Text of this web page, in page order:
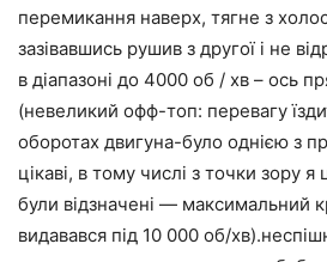
перемикання наверх, тягне з
зазівавшись рушив з другої і не
в діапазоні до 4000 об / хв – ось
(невеликий офф-топ: перевагу
оборотах двигуна-було однією з
цікаві, в тому числі з точки зору
були відзначені — максимальний
видавався під 10 000 об/